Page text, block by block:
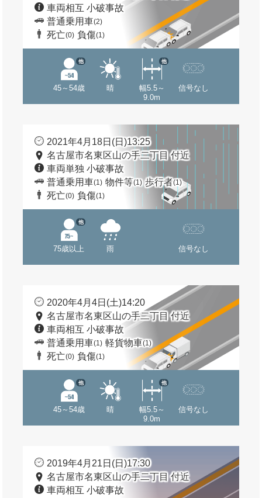
車両相互 小破事故
普通乗用車(2)
死亡(0) 負傷(1)
45～54歳
他
晴
幅5.5～
9.0m
他
信号なし
2021年4月18日(日)13:25
名古屋市名東区山の手二丁目 付近
車両単独 小破事故
普通乗用車(1) 物件等(1) 歩行者(1)
死亡(0) 負傷(1)
75歳以上
他
雨 信号なし
2020年4月4日(土)14:20
名古屋市名東区山の手二丁目 付近
車両相互 小破事故
普通乗用車(1) 軽貨物車(1)
死亡(0) 負傷(1)
45～54歳
他
晴
幅5.5～
9.0m
他
信号なし
2019年4月21日(日)17:30
名古屋市名東区山の手二丁目 付近
車両相互 小破事故